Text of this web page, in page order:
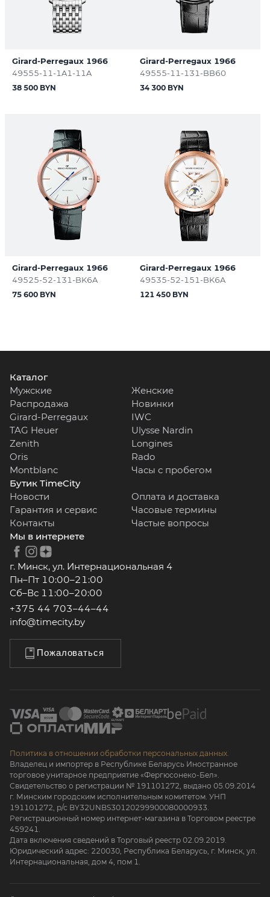
Girard-Perregaux 1966
49555-11-1A1-11A
38 500 BYN
Girard-Perregaux 1966
49555-11-131-BB60
34 300 BYN
Girard-Perregaux 1966
49525-52-131-BK6A
75 600 BYN
Girard-Perregaux 1966
49535-52-151-BK6A
121 450 BYN
Каталог
Мужские
Женские
Распродажа
Новинки
Girard-Perregaux
IWC
TAG Heuer
Ulysse Nardin
Zenith
Longines
Oris
Rado
Montblanc
Часы с пробегом
Бутик TimeCity
Новости
Оплата и доставка
Гарантия и сервис
Часовые термины
Контакты
Частые вопросы
Мы в интернете
г. Минск, ул. Интернациональная 4
Пн–Пт 10:00–21:00
Сб–Вс 11:00–20:00
+375 44 703–44–44
info@timecity.by
Пожаловаться
Политика в отношении обработки персональных данных.
Владелец и импортер в Республике Беларусь Иностранное
торговое унитарное предприятие «Фергюсонеко-Бел».
Свидетельство о регистрации № 191101272, выдано 05.09.2014
г. Минским городским исполнительным комитетом. УНП
191101272, р/с BY32UNBS30120299900080000933.
Регистрационный номер интернет-магазина в Торговом реестре
459241.
Дата включения сведений в Торговый реестр 02.09.2019.
Юридический адрес: 220030, Республика Беларусь, г. Минск, ул.
Интернациональная, дом 4, пом 1.